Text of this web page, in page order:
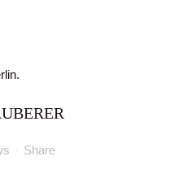
Share